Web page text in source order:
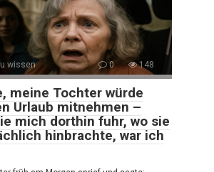
wissen 0 148
meine Tochter würde
Urlaub mitnehmen –
mich dorthin fuhr, wo sie
hinbrachte, war ich